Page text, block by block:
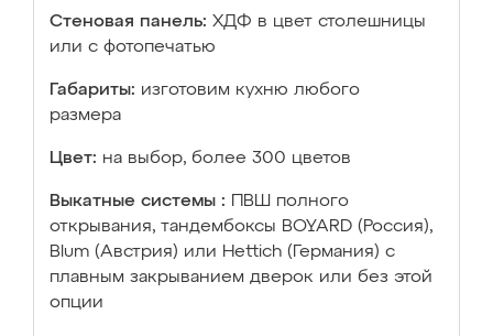
Стеновая панель: ХДФ в цвет столешницы
или с фотопечатью
Габариты: изготовим кухню любого
размера
Цвет: на выбор, более 300 цветов
Выкатные системы :
ПВШ полного
открывания, тандембоксы BOYARD (Россия),
Blum (Австрия) или Hettich (Германия) с
плавным закрыванием дверок или без этой
опции